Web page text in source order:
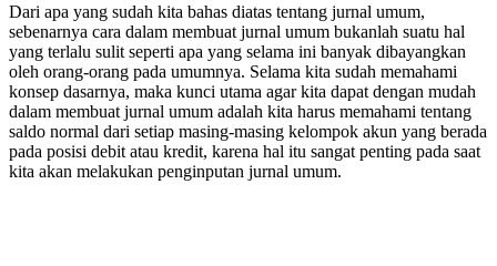
Dari apa yang sudah kita bahas diatas tentang jurnal umum,
sebenarnya cara dalam membuat jurnal umum bukanlah suatu hal
yang terlalu sulit seperti apa yang selama ini banyak dibayangkan
oleh orang-orang pada umumnya. Selama kita sudah memahami
konsep dasarnya, maka kunci utama agar kita dapat dengan mudah
dalam membuat jurnal umum adalah kita harus memahami tentang
saldo normal dari setiap masing-masing kelompok akun yang berada
pada posisi debit atau kredit, karena hal itu sangat penting pada saat
kita akan melakukan penginputan jurnal umum.